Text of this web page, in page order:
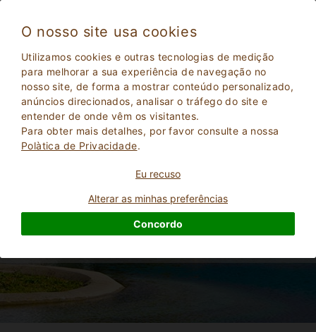
O nosso site usa cookies
Utilizamos cookies e outras tecnologias de medição
para melhorar a sua experiência de navegação no
nosso site, de forma a mostrar conteúdo personalizado,
anúncios direcionados, analisar o tráfego do site e
entender de onde vêm os visitantes.
Para obter mais detalhes, por favor consulte a nossa
Polà­tica de Privacidade.
Eu recuso
Alterar as minhas preferências
Concordo
Todas as nossas propriedades possuem
piscina.
0Crianças PESQUISAR